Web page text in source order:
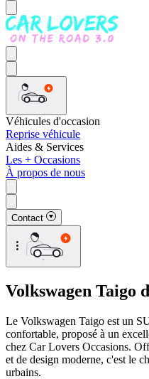
Véhicules d'occasion
Reprise véhicule
Aides & Services
Les + Occasions
À propos de nous
Contact
Volkswagen Taigo
Le Volkswagen Taigo est un
confortable, proposé à un
chez Car Lovers Occasions.
et de design moderne, c'est le
urbains.